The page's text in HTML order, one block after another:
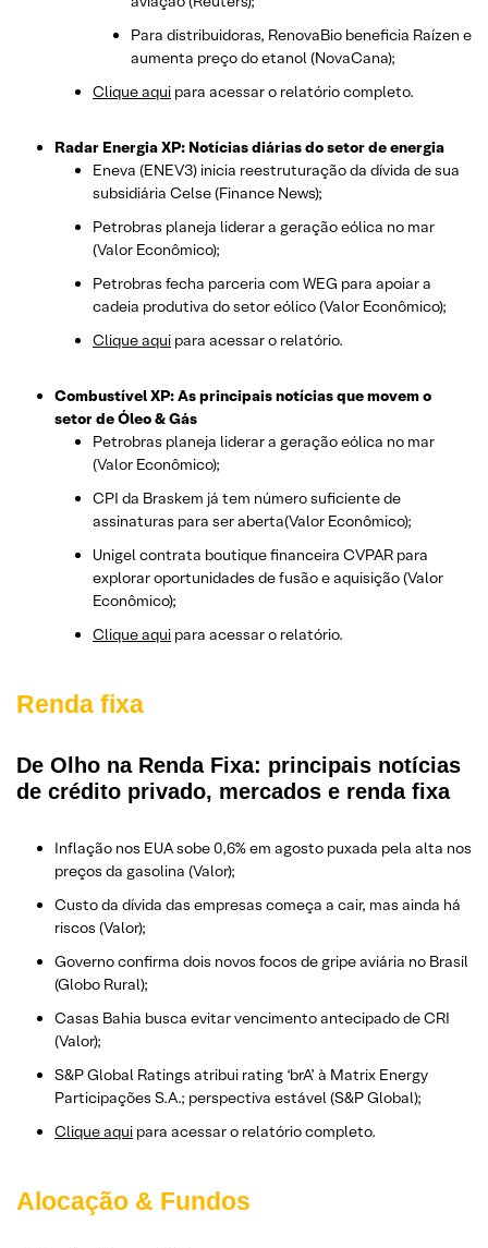
Para distribuidoras, RenovaBio beneficia Raízen e
aumenta preço do etanol (NovaCana);
Clique aqui para acessar o relatório completo.
Radar Energia XP: Notícias diárias do setor de energia
Eneva (ENEV3) inicia reestruturação da dívida de sua
subsidiária Celse (Finance News);
Petrobras planeja liderar a geração eólica no mar
(Valor Econômico);
Petrobras fecha parceria com WEG para apoiar a
cadeia produtiva do setor eólico (Valor Econômico);
Clique aqui para acessar o relatório.
Combustível XP: As principais notícias que movem o
setor de Óleo & Gás
Petrobras planeja liderar a geração eólica no mar
(Valor Econômico);
CPI da Braskem já tem número suficiente de
assinaturas para ser aberta(Valor Econômico);
Unigel contrata boutique financeira CVPAR para
explorar oportunidades de fusão e aquisição (Valor
Econômico);
Clique aqui para acessar o relatório.
Renda fixa
De Olho na Renda Fixa: principais notícias
de crédito privado, mercados e renda fixa
Inflação nos EUA sobe 0,6% em agosto puxada pela alta nos
preços da gasolina (Valor);
Custo da dívida das empresas começa a cair, mas ainda há
riscos (Valor);
Governo confirma dois novos focos de gripe aviária no Brasil
(Globo Rural);
Casas Bahia busca evitar vencimento antecipado de CRI
(Valor);
S&P Global Ratings atribui rating ‘brA’ à Matrix Energy
Participações S.A.; perspectiva estável (S&P Global);
Clique aqui para acessar o relatório completo.
Alocação & Fundos